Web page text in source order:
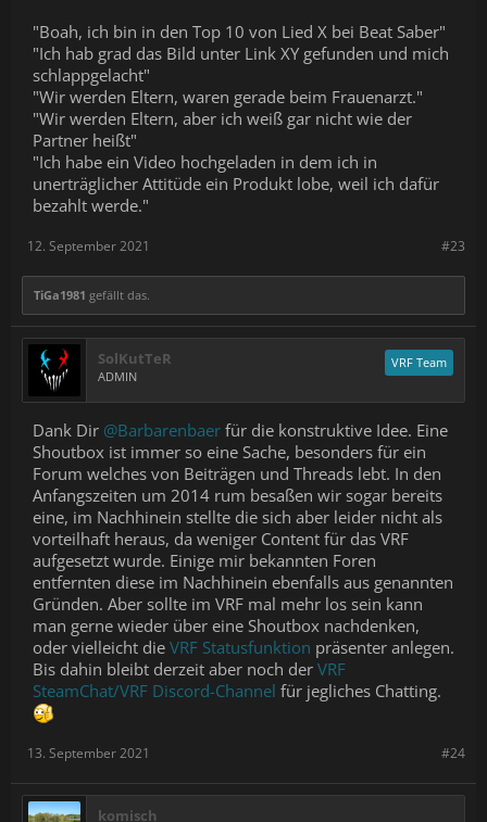
"Boah, ich bin in den Top 10 von Lied X bei Beat Saber"
"Ich hab grad das Bild unter Link XY gefunden und mich
schlappgelacht"
"Wir werden Eltern, waren gerade beim Frauenarzt."
"Wir werden Eltern, aber ich weiß gar nicht wie der
Partner heißt"
"Ich habe ein Video hochgeladen in dem ich in
unerträglicher Attitüde ein Produkt lobe, weil ich dafür
bezahlt werde."
#23
12. September 2021
TiGa1981 gefällt das.
SolKutTeR
ADMIN
VRF Team
Dank Dir @Barbarenbaer für die konstruktive Idee. Eine
Shoutbox ist immer so eine Sache, besonders für ein
Forum welches von Beiträgen und Threads lebt. In den
Anfangszeiten um 2014 rum besaßen wir sogar bereits
eine, im Nachhinein stellte die sich aber leider nicht als
vorteilhaft heraus, da weniger Content für das VRF
aufgesetzt wurde. Einige mir bekannten Foren
entfernten diese im Nachhinein ebenfalls aus genannten
Gründen. Aber sollte im VRF mal mehr los sein kann
man gerne wieder über eine Shoutbox nachdenken,
oder vielleicht die VRF Statusfunktion präsenter anlegen.
Bis dahin bleibt derzeit aber noch der VRF
SteamChat/VRF Discord-Channel für jegliches Chatting.
#24
13. September 2021
komisch